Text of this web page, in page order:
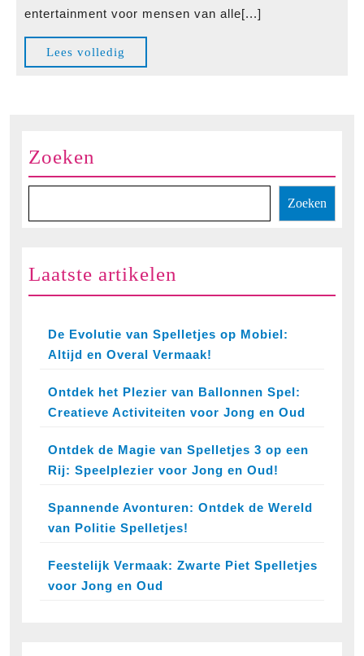
entertainment voor mensen van alle[...]
Lees volledig
volledig
Zoeken
Zoeken
Laatste artikelen
De Evolutie van Spelletjes op Mobiel:
Altijd en Overal Vermaak!
Ontdek het Plezier van Ballonnen Spel:
Creatieve Activiteiten voor Jong en Oud
Ontdek de Magie van Spelletjes 3 op een
Rij: Speelplezier voor Jong en Oud!
Spannende Avonturen: Ontdek de Wereld
van Politie Spelletjes!
Feestelijk Vermaak: Zwarte Piet Spelletjes
voor Jong en Oud